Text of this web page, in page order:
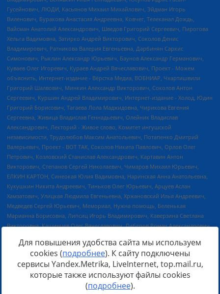
Источник:https://minjust.gov.ru/uploaded/files/reestr-
inostrannyih-agentov-22-03-2024.pdfданные на22.03.2024
Для повышения удобства сайта мы используем
cookies (подробнее). К сайту подключены
сервисы Yandex.Metrika, LiveInternet, top.mail.ru,
которые также используют файлы cookies
(подробнее).